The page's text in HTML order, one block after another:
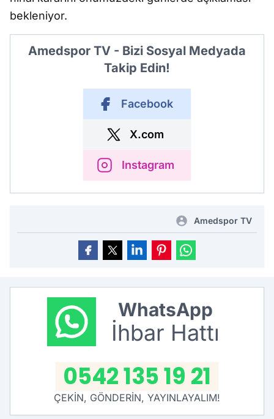
bekleniyor.
Amedspor TV - Bizi Sosyal Medyada
Takip Edin!
Facebook
X.com
Instagram
Amedspor TV
WhatsApp
İhbar Hattı
0542 135 19 21
ÇEKİN, GÖNDERİN, YAYINLAYALIM!